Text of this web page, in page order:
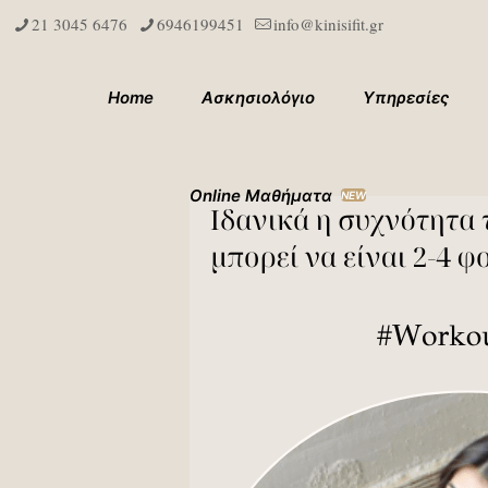
21 3045 6476 6946199451 info@kinisifit.gr
Home Ασκησιολόγιο Υπηρεσίες
Online Μαθήματα NEW